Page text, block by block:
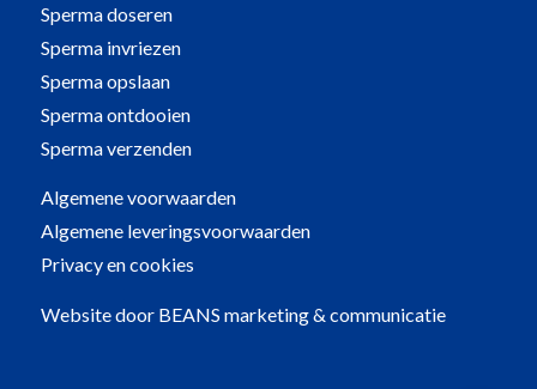
Sperma doseren
Sperma invriezen
Sperma opslaan
Sperma ontdooien
Sperma verzenden
Algemene voorwaarden
Algemene leveringsvoorwaarden
Privacy en cookies
Website door BEANS marketing & communicatie